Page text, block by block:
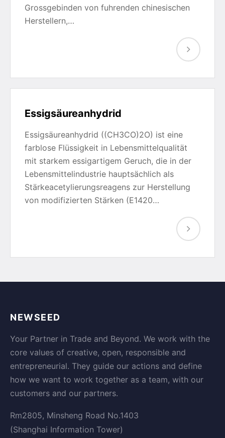
Grossgebinden von fuhrenden chinesischen
Herstellern,…
Essigsäureanhydrid
Essigsäureanhydrid ((CH3CO)2O) ist eine
farblose Flüssigkeit in Lebensmittelqualität
mit starkem essigartigem Geruch, die in der
Lebensmittelindustrie hauptsächlich als
Stärkeacetylierungsreagens zur Herstellung
von modifizierten Stärken (E1420…
NEWSEED
Your Partner in Trade and Beyond. We work with the
core values of creative, open, responsible and
entrepreneurial. They guide our actions and define
how we want to work together as a team, with our
customers and our partners.
Rm2805, Minsheng Road No.1403
(Shanghai Information Tower)